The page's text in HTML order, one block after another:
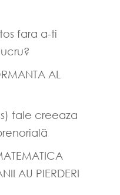
fara a-ti
AL
tale creeaza
AU PIERDERI